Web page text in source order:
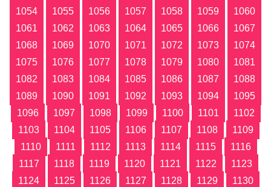
1054
1055 1056 1057 1058 1059
1060
1061
1062 1063 1064 1065 1066
1067
1068
1069 1070 1071 1072 1073
1074
1075
1076 1077 1078 1079 1080
1081
1082
1083 1084 1085 1086 1087
1088
1089
1090 1091 1092 1093 1094
1095
1096
1097 1098 1099 1100 1101
1102
1103
1104 1105 1106 1107 1108
1109
1110
1111 1112 1113 1114 1115
1116
1117
1118 1119 1120 1121 1122
1123
1124
1125 1126 1127 1128 1129
1130